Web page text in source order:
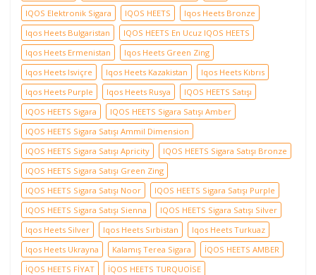
IQOS Elektronik Sigara
IQOS HEETS
Iqos Heets Bronze
Iqos Heets Bulgaristan
IQOS HEETS En Ucuz IQOS HEETS
Iqos Heets Ermenistan
Iqos Heets Green Zing
Iqos Heets Isviçre
Iqos Heets Kazakistan
Iqos Heets Kıbrıs
Iqos Heets Purple
Iqos Heets Rusya
IQOS HEETS Satışı
IQOS HEETS Sigara
IQOS HEETS Sigara Satışı Amber
IQOS HEETS Sigara Satışı Ammil Dimension
IQOS HEETS Sigara Satışı Apricity
IQOS HEETS Sigara Satışı Bronze
IQOS HEETS Sigara Satışı Green Zing
IQOS HEETS Sigara Satışı Noor
IQOS HEETS Sigara Satışı Purple
IQOS HEETS Sigara Satışı Sienna
IQOS HEETS Sigara Satışı Silver
Iqos Heets Silver
Iqos Heets Sırbistan
Iqos Heets Turkuaz
Iqos Heets Ukrayna
Kalamış Terea Sigara
İQOS HEETS AMBER
İQOS HEETS FİYAT
İQOS HEETS TURQUOİSE